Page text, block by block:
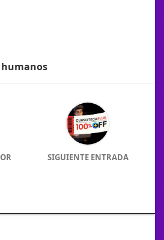
humanos
SIGUIENTE ENTRADA